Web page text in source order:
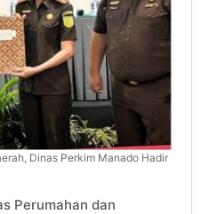
Dinas Perkim Manado Hadir
Perumahan dan